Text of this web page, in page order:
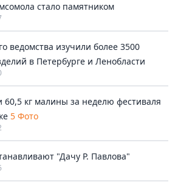
стало памятником
ведомства изучили более 3500
в Петербурге и Ленобласти
кг малины за неделю фестиваля
5 Фото
"Дачу Р. Павлова"